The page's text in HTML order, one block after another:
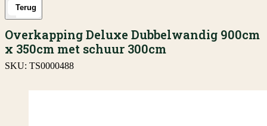
Terug
Overkapping Deluxe Dubbelwandig 900cm
x 350cm met schuur 300cm
SKU: TS0000488